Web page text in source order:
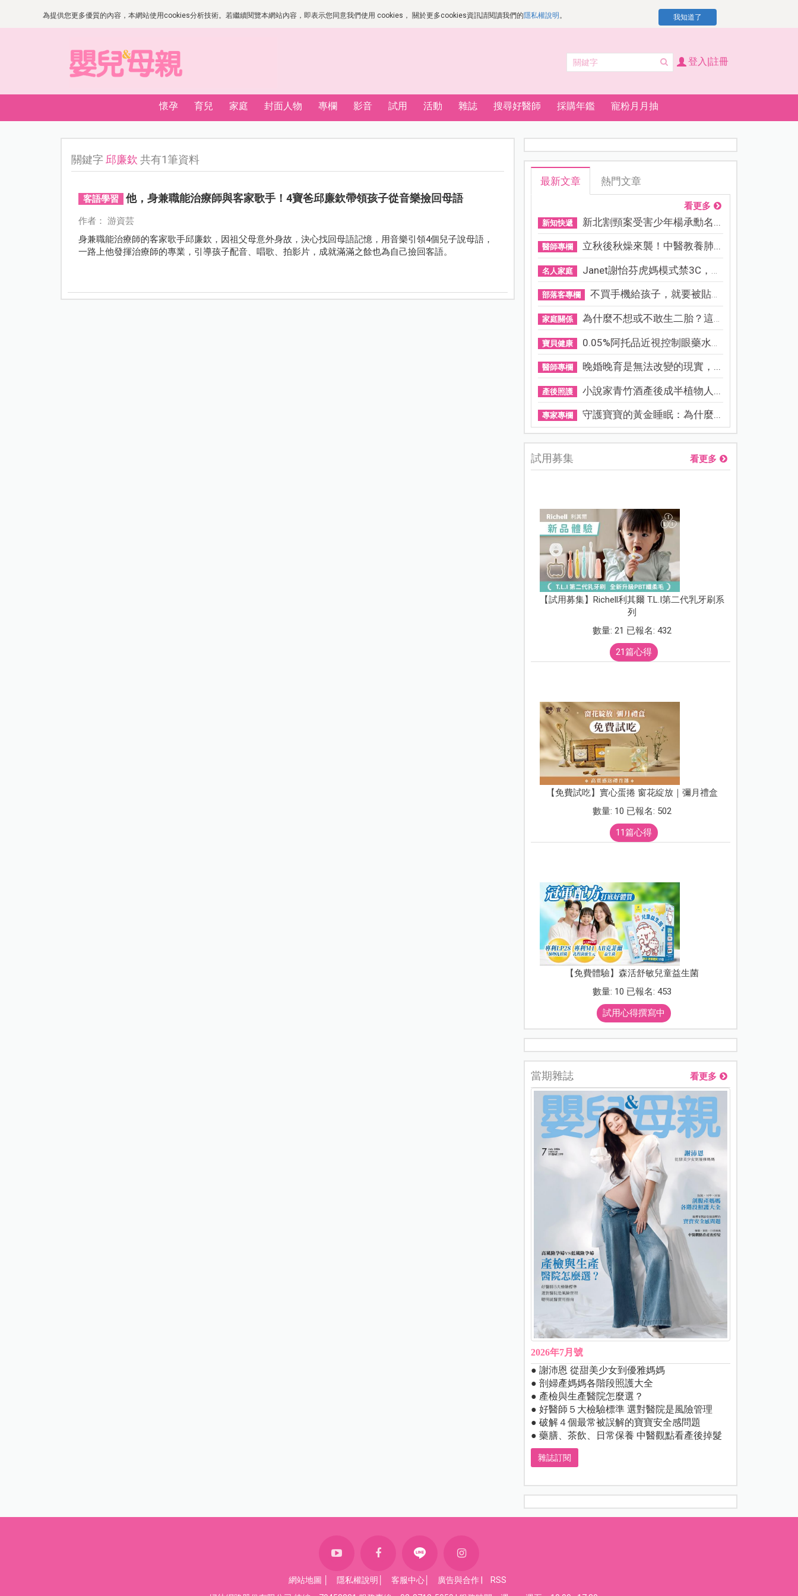
為提供您更多優質的內容，本網站使用cookies分析技術。若繼續閱覽本網站內容，即表示您同意我們使用 cookies， 關於更多cookies資訊請閱讀我們的隱私權說明 。 我知道了
登入|註冊
懷孕 育兒 家庭 封面人物 專欄 影音 試用 活動 雜誌 搜尋好醫師 採購年鑑 寵粉月月抽
關鍵字邱廉欽 共有1筆資料
客語學習 他，身兼職能治療師與客家歌手！4寶爸邱廉欽帶領孩子從音樂撿回母語
作者： 游資芸
身兼職能治療師的客家歌手邱廉欽，因祖父母意外身故，決心找回母語記憶，用音樂引領4個兒子說母語，
一路上他發揮治療師的專業，引導孩子配音、唱歌、拍影片，成就滿滿之餘也為自己撿回客語。
最新文章 熱門文章
看更多
新知快遞 新北割頸案受害少年楊承勳名...
醫師專欄 立秋後秋燥來襲！中醫教養肺...
名人家庭 Janet謝怡芬虎媽模式禁3C，看...
部落客專欄 不買手機給孩子，就要被貼「...
家庭關係 為什麼不想或不敢生二胎？這8...
寶貝健康 0.05%阿托品近視控制眼藥水納...
醫師專欄 晚婚晚育是無法改變的現實，...
產後照護 小說家青竹酒產後成半植物人...
專家專欄 守護寶寶的黃金睡眠：為什麼...
試用募集 看更多
【試用募集】Richell利其爾 T.L.I第二代乳牙刷系
列
數量: 21 已報名: 432
21篇心得
【免費試吃】實心蛋捲 窗花綻放｜彌月禮盒
數量: 10 已報名: 502
11篇心得
【免費體驗】森活舒敏兒童益生菌
數量: 10 已報名: 453
試用心得撰寫中
當期雜誌 看更多
2026年7月號
● 謝沛恩 從甜美少女到優雅媽媽
● 剖婦產媽媽各階段照護大全
● 產檢與生產醫院怎麼選？
● 好醫師５大檢驗標準 選對醫院是風險管理
● 破解４個最常被誤解的寶寶安全感問題
● 藥膳、茶飲、日常保養 中醫觀點看產後掉髮
雜誌訂閱
網站地圖 隱私權說明 客服中心 廣告與合作
RSS